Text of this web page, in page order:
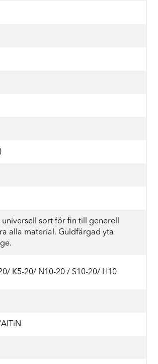
universell sort för fin till generell
alla material. Guldfärgad yta
K5-20/ N10-20 / S10-20/ H10
AlTiN